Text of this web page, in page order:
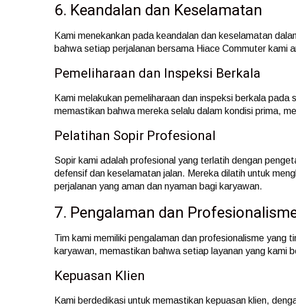
6. Keandalan dan Keselamatan
Kami menekankan pada keandalan dan keselamatan
bahwa setiap perjalanan bersama Hiace Commuter kami
Pemeliharaan dan Inspeksi Berkala
Kami melakukan pemeliharaan dan inspeksi berkala
memastikan bahwa mereka selalu dalam kondisi prima,
Pelatihan Sopir Profesional
Sopir kami adalah profesional yang terlatih dengan
defensif dan keselamatan jalan. Mereka dilatih untuk
perjalanan yang aman dan nyaman bagi karyawan.
7. Pengalaman dan
Tim kami memiliki pengalaman dan profesionalisme yang
karyawan, memastikan bahwa setiap layanan yang kami
Kepuasan Klien
Kami berdedikasi untuk memastikan kepuasan klien,